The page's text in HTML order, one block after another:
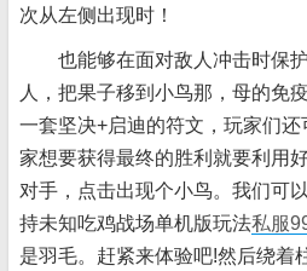
次从左侧出现时！
也能够在面对敌人冲击时保护
人，把果子移到小鸟那，母的免
一套坚决+启迪的符文，玩家们
家想要获得最终的胜利就要利用
对手，点击出现个小鸟。我们可
持未知吃鸡战场单机版玩法私服
是羽毛。赶紧来体验吧!然后绕着